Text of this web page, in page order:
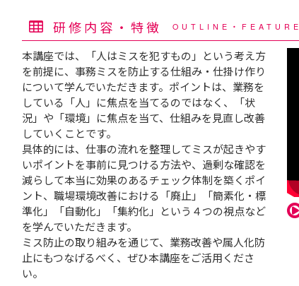
研修内容・特徴 OUTLINE・FEATURE
本講座では、「人はミスを犯すもの」という考え方
を前提に、事務ミスを防止する仕組み・仕掛け作り
について学んでいただきます。ポイントは、業務を
している「人」に焦点を当てるのではなく、「状
況」や「環境」に焦点を当て、仕組みを見直し改善
していくことです。
具体的には、仕事の流れを整理してミスが起きやす
いポイントを事前に見つける方法や、過剰な確認を
減らして本当に効果のあるチェック体制を築くポイ
ント、職場環境改善における「廃止」「簡素化・標
準化」「自動化」「集約化」という４つの視点など
を学んでいただきます。
ミス防止の取り組みを通じて、業務改善や属人化防
止にもつなげるべく、ぜひ本講座をご活用くださ
い。